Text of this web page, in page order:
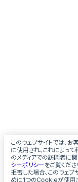
このウェブサイトでは、
に使用され、これによっ
のメディアでの訪問者に
シーポリシーをご覧くださ
拒否した場合、このウェ
めに1つのCookieが使用